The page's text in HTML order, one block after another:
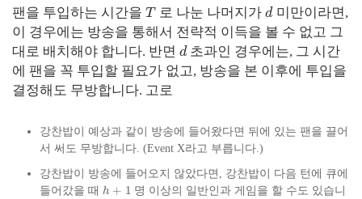
팬을 투입하는 시간을 T 로 나눈 나머지가d미만이라면,
이 경우에는 방송을 통해서 전략적 이득을 볼 수 없고 그
대로 배치해야 합니다. 반면 d초과인 경우에는, 그 시간
에 팬을 꼭 투입할 필요가 없고, 방송을 본 이후에 투입을
결정해도 무방합니다. 고로
강찬밥이 예상과 같이 방송에 들어왔다면 뒤에 있는 팬을 끌어
서 써도 무방합니다. (Event X라고 부릅니다.)
강찬밥이 방송에 들어오지 않았다면, 강찬밥이 다음 턴에 큐에
들어갔을 때 h + 1 명 이상의 일반인과 게임을 할 수도 있습니